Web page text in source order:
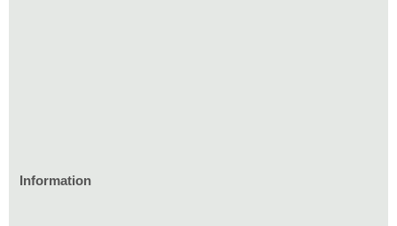
家づくりのイベント情報
Information